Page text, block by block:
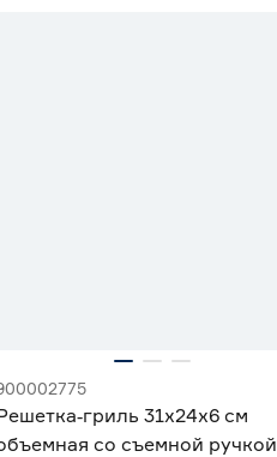
31x24x6 см
со съемной ручкой